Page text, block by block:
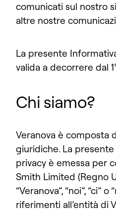
comunicati sul nostro
altre nostre
La presente
valida a decorrere dal
Chi siamo?
Veranova è composta
giuridiche. La
privacy è emessa per
Smith Limited (Regno
“Veranova”, “noi”, “ci”
riferimenti all’entità di